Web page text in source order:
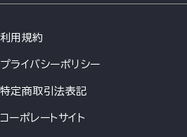
利用規約
プライバシーポリシー
特定商取引法表記
コーポレートサイト